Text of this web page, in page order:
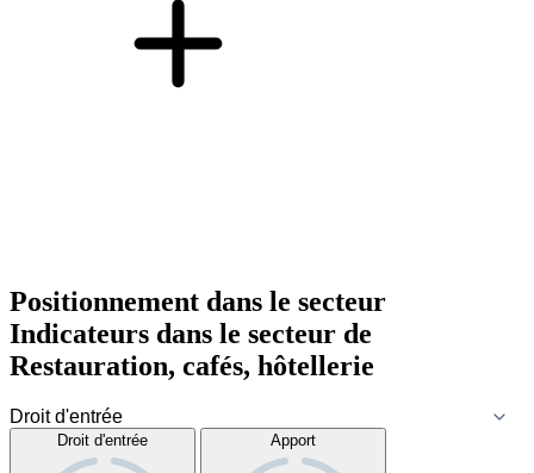
Positionnement dans le secteur
Indicateurs dans le secteur de
Restauration, cafés, hôtellerie
Droit d'entrée Apport